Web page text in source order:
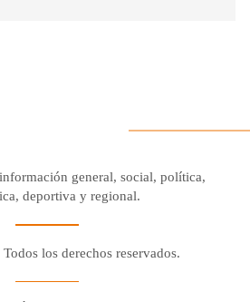
general, social, política,
deportiva y regional.
los derechos reservados.